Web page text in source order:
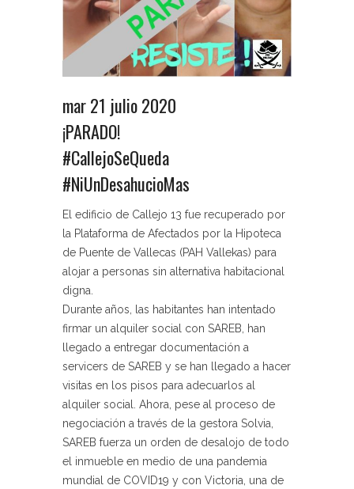
mar 21 julio 2020
¡PARADO!
#CallejoSeQueda
#NiUnDesahucioMas
El edificio de Callejo 13 fue recuperado por
la Plataforma de Afectados por la Hipoteca
de Puente de Vallecas (PAH Vallekas) para
alojar a personas sin alternativa habitacional
digna.
Durante años, las habitantes han intentado
firmar un alquiler social con SAREB, han
llegado a entregar documentación a
servicers de SAREB y se han llegado a hacer
visitas en los pisos para adecuarlos al
alquiler social. Ahora, pese al proceso de
negociación a través de la gestora Solvia,
SAREB fuerza un orden de desalojo de todo
el inmueble en medio de una pandemia
mundial de COVID19 y con Victoria, una de